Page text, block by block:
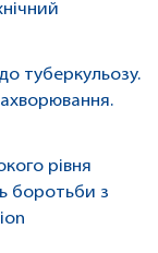
туберкульозу.
рівня
боротьби з